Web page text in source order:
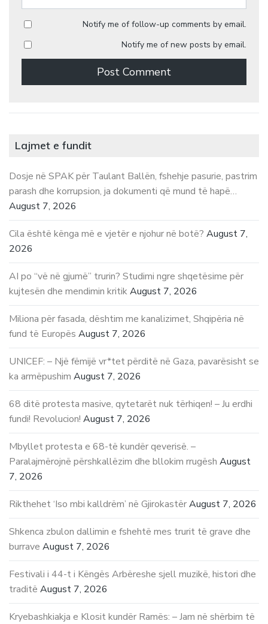
Notify me of follow-up comments by email.
Notify me of new posts by email.
Lajmet e fundit
Dosje në SPAK për Taulant Ballën, fshehje pasurie, pastrim
parash dhe korrupsion, ja dokumenti që mund të hapë…
August 7, 2026
Cila është kënga më e vjetër e njohur në botë? August 7,
2026
AI po “vë në gjumë” trurin? Studimi ngre shqetësime për
kujtesën dhe mendimin kritikAugust 7, 2026
Miliona për fasada, dështim me kanalizimet, Shqipëria në
fund të Europës August 7, 2026
UNICEF: – Një fëmijë vr*tet përditë në Gaza, pavarësisht se
ka armëpushim August 7, 2026
68 ditë protesta masive, qytetarët nuk tërhiqen! – Ju erdhi
fundi! Revolucion! August 7, 2026
Mbyllet protesta e 68-të kundër qeverisë. –
Paralajmërojnë përshkallëzim dhe bllokim rrugësh August
7, 2026
Rikthehet ‘Iso mbi kalldrëm’ në GjirokastërAugust 7, 2026
Shkenca zbulon dallimin e fshehtë mes trurit të grave dhe
burrave August 7, 2026
Festivali i 44-t i Këngës Arbëreshe sjell muzikë, histori dhe
traditë August 7, 2026
Kryebashkiakja e Klosit kundër Ramës: – Jam në shërbim të